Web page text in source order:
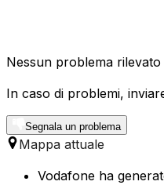
Nessun problema rilevato
In caso di problemi,
Segnala un problema
Mappa attuale
Vodafone ha